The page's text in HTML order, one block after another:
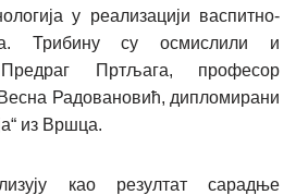
у реализацији васпитно-
Трибину су осмислили и
Пртљага, професор
Весна Радовановић, дипломирани
из Вршца.
као резултат сарадње